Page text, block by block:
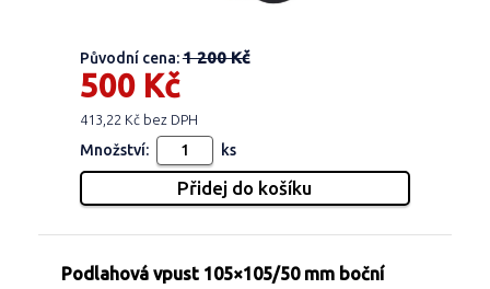
Původní cena:1 200 Kč
500 Kč
413,22 Kč bez DPH
Množství: ks
Podlahová vpust 105×105/50 mm boční